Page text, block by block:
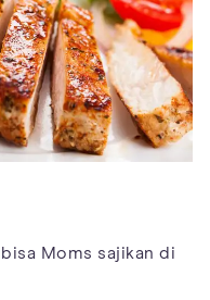
Moms sajikan di